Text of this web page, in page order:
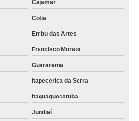
Cajamar
Cotia
Embu das Artes
Francisco Morato
Guararema
Itapecerica da Serra
Itaquaquecetuba
Jundiaí